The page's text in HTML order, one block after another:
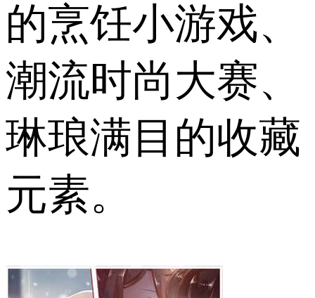
的烹饪小游戏、
潮流时尚大赛、
琳琅满目的收藏
元素。